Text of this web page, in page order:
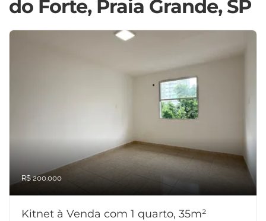
do Forte, Praia Grande, SP
R$ 200.000
Kitnet à Venda com 1 quarto, 35m²